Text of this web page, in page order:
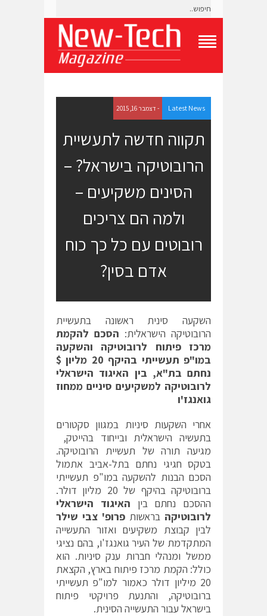
g
l
e
N
Latest News - דצמבר 16, 2015
תקווה חדשה לתעשיית
הרובוטיקה בישראל? –
הסינים משקיעים –
ולמה הם צריכים
רובוטים עם כל כך כוח
אדם בסין?
השקעה סינית ראשונה בתעשיית
הרובוטיקה הישראלית: הסכם להקמת
מרכז פיתוח לרובוטיקה והשקעה
במו"פ תעשייתי בהיקף 20 מליון $
נחתם בת"א, בין האיגוד הישראלי
לרובוטיקה למשקיעים סיניים ממחוז
גואנגז'ו
אחרי השקעות סיניות במגוון סקטורים
בתעשיה הישראלית ובייחוד בהייטק,
מגיעה תורה של תעשיית הרובוטיקה.
בטקס חגיגי נחתם בתל-אביב אתמול
הסכם הבנות להשקעה במו"פ תעשייתי
ברובוטיקה בהיקף של 20 מליון דולר.
ההסכם נחתם בין האיגוד הישראלי
לרובוטיקה בראשות פרופ' צבי שילר
לבין קבוצת משקיעים ואזור התעשייה
המתקדמת של העיר גואנגז'ו, בהם נציגי
ממשל ומנהלי חברות ענק סיניות. הוא
כולל: הקמת מרכז פיתוח בארץ, הקצאת
20 מיליון דולר כאמור למו"פ תעשייתי
ברובוטיקה, והתנעת פרויקטי פיתוח
בישראל עבור התעשייה הסינית.